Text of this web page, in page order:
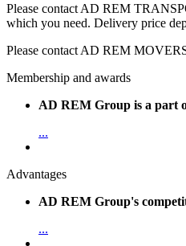
Please contact AD REM
which you need. Delivery price
Please contact AD REM
Membership and awards
AD REM Group is a part
...
Advantages
AD REM Group's
...